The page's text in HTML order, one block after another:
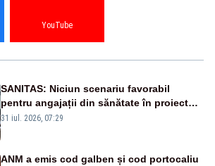
YouTube
SANITAS: Niciun scenariu favorabil
pentru angajații din sănătate în proiectul
Legii salarizării
31 iul. 2026, 07:29
ANM a emis cod galben și cod portocaliu